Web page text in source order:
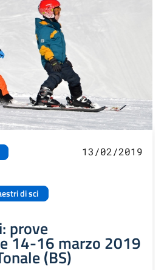
di sci
13/02/2019
prove
14-16 marzo 2019
(BS)